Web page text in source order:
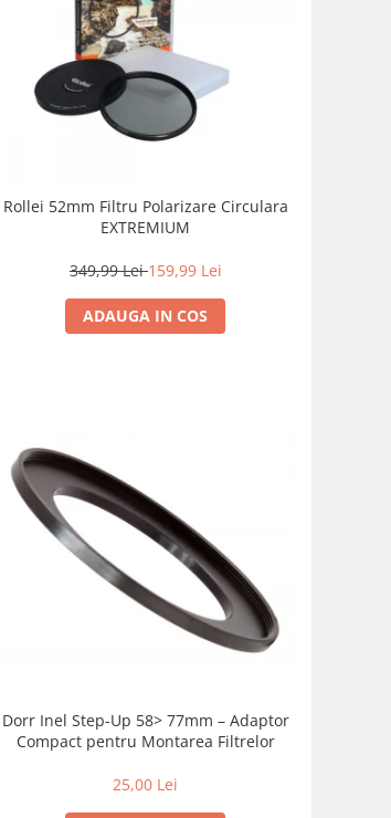
Rollei 52mm Filtru Polarizare Circulara
EXTREMIUM
349,99 Lei159,99 Lei
ADAUGA IN COS
Dorr Inel Step-Up 58> 77mm – Adaptor
Compact pentru Montarea Filtrelor
25,00 Lei